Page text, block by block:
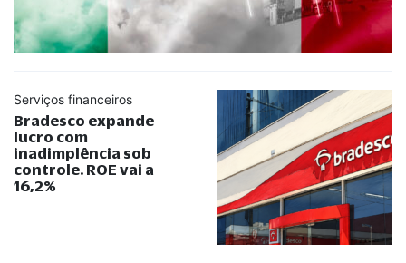
Serviços financeiros
Bradesco expande
lucro com
inadimplência sob
controle. ROE vai a
16,2%